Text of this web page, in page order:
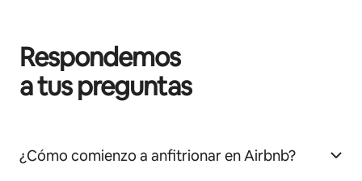
Respondemos
a tus preguntas
¿Cómo comienzo a anfitrionar en Airbnb?